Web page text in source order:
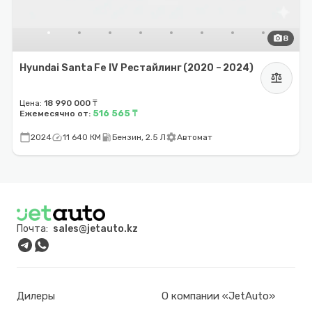
photo_camera8
Hyundai Santa Fe IV Рестайлинг (2020 – 2024)
balance
Цена: 18 990 000 ₸
Ежемесячно от: 516 565 ₸
calendar_today2024speed11 640 КМ local_gas_stationБензин, 2.5 ЛsettingsАвтомат
Почта: sales@jetauto.kz
Дилеры О компании «JetAuto»